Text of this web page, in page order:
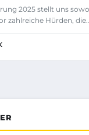
2025 stellt uns
zahlreiche Hürden,